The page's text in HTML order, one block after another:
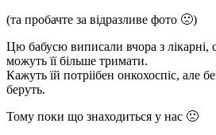
(та пробачте за відразливе фото 🙁)
Цю бабусю виписали вчора з лікарні,
можуть її більше тримати.
Кажуть їй потріібен онкохоспіс, але
беруть.
Тому поки що знаходиться у нас 🙁